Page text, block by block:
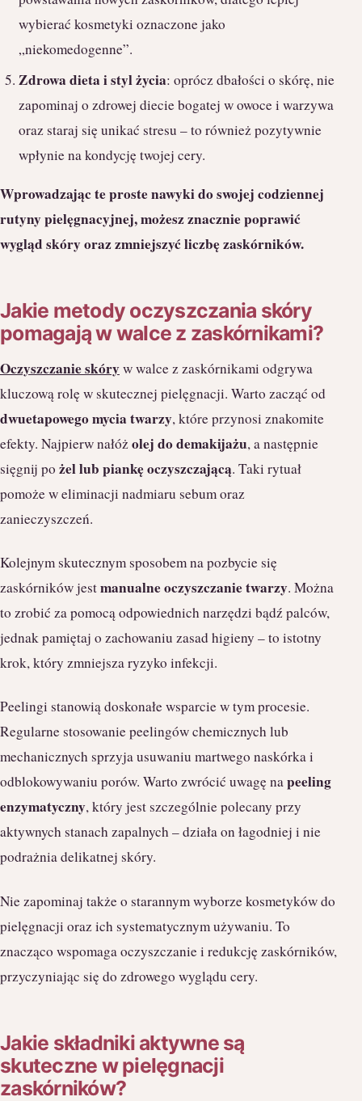
wybierać kosmetyki oznaczone jako
„niekomedogenne”.
Zdrowa dieta i styl życia: oprócz dbałości o skórę, nie
zapominaj o zdrowej diecie bogatej w owoce i warzywa
oraz staraj się unikać stresu – to również pozytywnie
wpłynie na kondycję twojej cery.
Wprowadzając te proste nawyki do swojej codziennej
rutyny pielęgnacyjnej, możesz znacznie poprawić
wygląd skóry oraz zmniejszyć liczbę zaskórników.
Jakie metody oczyszczania skóry
pomagają w walce z zaskórnikami?
Oczyszczanie skóryw walce z zaskórnikami odgrywa
kluczową rolę w skutecznej pielęgnacji. Warto zacząć od
dwuetapowego mycia twarzy, które przynosi znakomite
efekty. Najpierw nałóżolej do demakijażu, a następnie
sięgnij po żel lub piankę oczyszczającą. Taki rytuał
pomoże w eliminacji nadmiaru sebum oraz
zanieczyszczeń.
Kolejnym skutecznym sposobem na pozbycie się
zaskórników jestmanualne oczyszczanie twarzy. Można
to zrobić za pomocą odpowiednich narzędzi bądź palców,
jednak pamiętaj o zachowaniu zasad higieny – to istotny
krok, który zmniejsza ryzyko infekcji.
Peelingi stanowią doskonałe wsparcie w tym procesie.
Regularne stosowanie peelingów chemicznych lub
mechanicznych sprzyja usuwaniu martwego naskórka i
odblokowywaniu porów. Warto zwrócić uwagę napeeling
enzymatyczny, który jest szczególnie polecany przy
aktywnych stanach zapalnych – działa on łagodniej i nie
podrażnia delikatnej skóry.
Nie zapominaj także o starannym wyborze kosmetyków do
pielęgnacji oraz ich systematycznym używaniu. To
znacząco wspomaga oczyszczanie i redukcję zaskórników,
przyczyniając się do zdrowego wyglądu cery.
Jakie składniki aktywne są
skuteczne w pielęgnacji
zaskórników?